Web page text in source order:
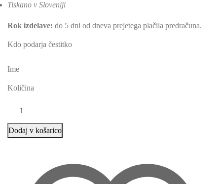
Tiskano v Sloveniji
Rok izdelave: do 5 dni od dneva prejetega plačila predračuna.
Kdo podarja čestitko
Ime
Količina
Dodaj v košarico